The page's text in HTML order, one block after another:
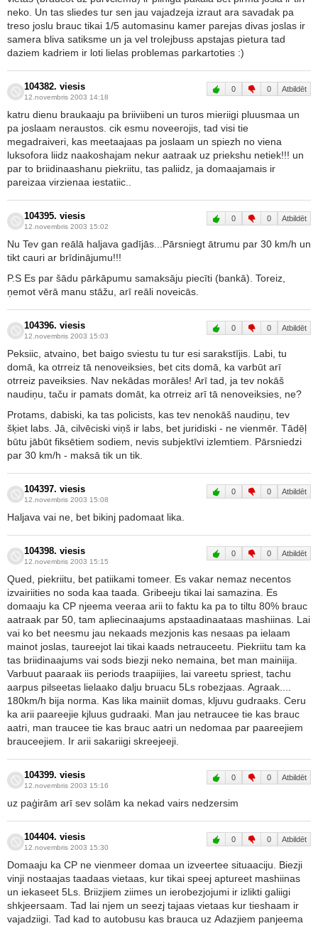
neko. Un tas sliedes tur sen jau vajadzeja izraut ara savadak pa
treso joslu brauc tikai 1/5 automasinu kamer parejas divas joslas ir
samera bliva satiksme un ja vel trolejbuss apstajas pietura tad
daziem kadriem ir loti lielas problemas parkartoties :)
104382. viesis
12.novembris 2003 14:18
0 0 Atbildēt
katru dienu braukaaju pa briiviibeni un turos mieriigi pluusmaa un
pa joslaam neraustos. cik esmu noveerojis, tad visi tie
megadraiveri, kas meetaajaas pa joslaam un spiezh no viena
luksofora liidz naakoshajam nekur aatraak uz priekshu netiek!!! un
par to briidinaashanu piekriitu, tas paliidz, ja domaajamais ir
pareizaa virzienaa iestatiic..
104395. viesis
12.novembris 2003 15:02
0 0 Atbildēt
Nu Tev gan reālā haljava gadījās...Pārsniegt ātrumu par 30 km/h un
tikt cauri ar brīdinājumu!!!
P.S Es par šādu pārkāpumu samaksāju piecīti (bankā). Toreiz,
ņemot vērā manu stāžu, arī reāli noveicās.
104396. viesis
12.novembris 2003 15:03
0 0 Atbildēt
Peksiic, atvaino, bet baigo sviestu tu tur esi sarakstījis. Labi, tu
domā, ka otrreiz tā nenoveiksies, bet cits domā, ka varbūt arī
otrreiz paveiksies. Nav nekādas morāles! Arī tad, ja tev nokāš
naudiņu, taču ir pamats domāt, ka otrreiz arī tā nenoveiksies, ne?
Protams, dabiski, ka tas policists, kas tev nenokāš naudiņu, tev
šķiet labs. Jā, cilvēciski viņš ir labs, bet juridiski - ne vienmēr. Tādēļ
būtu jābūt fiksētiem sodiem, nevis subjektīvi izlemtiem. Pārsniedzi
par 30 km/h - maksā tik un tik.
104397. viesis
12.novembris 2003 15:08
0 0 Atbildēt
Haljava vai ne, bet bikinj padomaat lika.
104398. viesis
12.novembris 2003 15:15
0 0 Atbildēt
Qued, piekriitu, bet patiikami tomeer. Es vakar nemaz necentos
izvairiities no soda kaa taada. Gribeeju tikai lai samazina. Es
domaaju ka CP njeema veeraa arii to faktu ka pa to tiltu 80% brauc
aatraak par 50, tam apliecinaajums apstaadinaataas mashiinas. Lai
vai ko bet neesmu jau nekaads mezjonis kas nesaas pa ielaam
mainot joslas, taureejot lai tikai kaads netrauceetu. Piekriitu tam ka
tas briidinaajums vai sods biezji neko nemaina, bet man mainiija.
Varbuut paaraak iis periods traapiijies, lai vareetu spriest, tachu
aarpus pilseetas lielaako dalju bruacu 5Ls robezjaas. Agraak....
180km/h bija norma. Kas lika mainiit domas, kljuvu gudraaks. Ceru
ka arii paareejie kjluus gudraaki. Man jau netraucee tie kas brauc
aatri, man traucee tie kas brauc aatri un nedomaa par paareejiem
brauceejiem. Ir arii sakariigi skreejeeji.
104399. viesis
12.novembris 2003 15:16
0 0 Atbildēt
uz paģirām arī sev solām ka nekad vairs nedzersim
104404. viesis
12.novembris 2003 15:30
0 0 Atbildēt
Domaaju ka CP ne vienmeer domaa un izveertee situaaciju. Biezji
vinji nostaajas taadaas vietaas, kur tikai speej aptureet mashiinas
un iekaseet 5Ls. Briizjiem ziimes un ierobezjojumi ir izlikti galiigi
shkjeersaam. Tad lai njem un seezj tajaas vietaas kur tieshaam ir
vajadziigi. Tad kad to autobusu kas brauca uz Adazjiem panjeema